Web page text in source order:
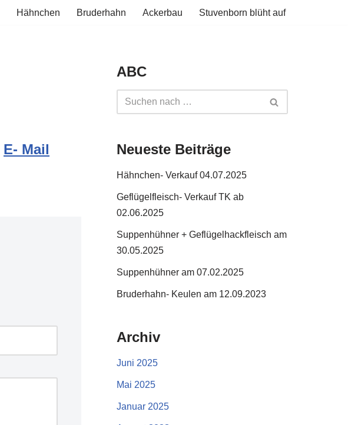
Hähnchen Bruderhahn Ackerbau Stuvenborn blüht auf
E- Mail
ABC
Neueste Beiträge
Hähnchen- Verkauf 04.07.2025
Geflügelfleisch- Verkauf TK ab
02.06.2025
Suppenhühner + Geflügelhackfleisch am
30.05.2025
Suppenhühner am 07.02.2025
Bruderhahn- Keulen am 12.09.2023
Archiv
Juni 2025
Mai 2025
Januar 2025